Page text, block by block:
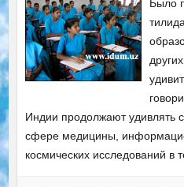
Было
Индии продолжают удивлять
сфере медицины,
космических исследований в